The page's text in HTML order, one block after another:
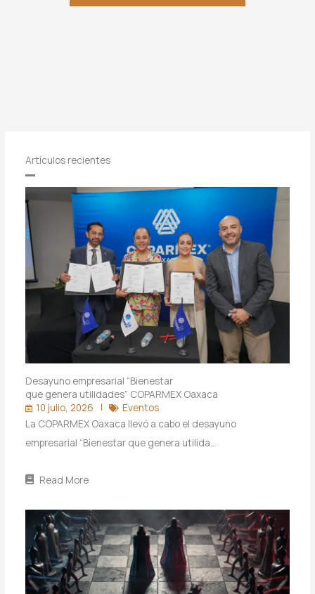
Artículos recientes
Desayuno empresarial “Bienestar
que genera utilidades” COPARMEX Oaxaca
10 julio, 2026
Eventos
La COPARMEX Oaxaca llevó a cabo el desayuno
empresarial “Bienestar que genera utilida…
Read More